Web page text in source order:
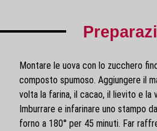
Montare le uova con lo zucchero
composto spumoso. Aggiungere il
volta la farina, il cacao, il lievito e la
Imburrare e infarinare uno stampo
forno a 180° per 45 minuti. Far